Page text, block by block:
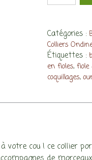
oursin
rose
et
coquillages
mini
Catégories :
Colliers
Étiquettes :
en fioles, fiole
coquillages,
votre cou ! ce collier